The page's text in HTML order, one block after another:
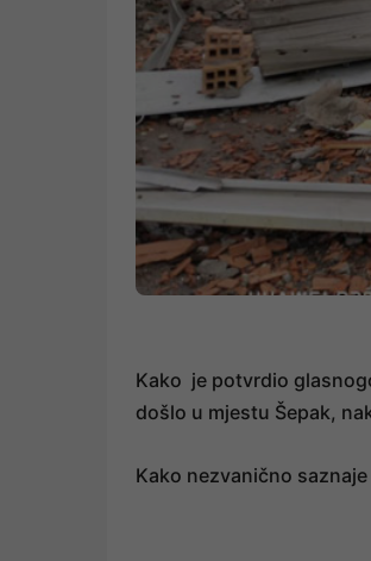
Kako je potvrdio
došlo u mjestu Šepak,
Kako nezvanično